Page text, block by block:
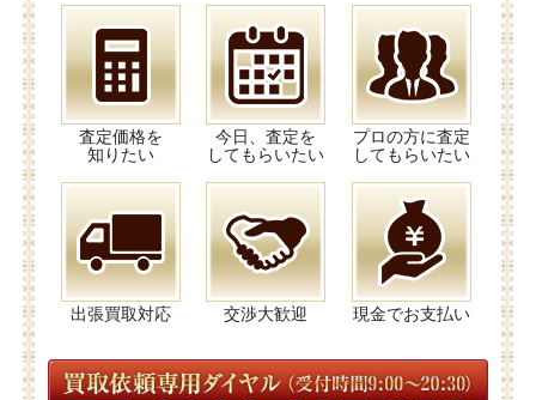
査定価格を
知りたい
今日、査定を
してもらいたい
プロの方に査定
してもらいたい
出張買取対応 交渉大歓迎 現金でお支払い